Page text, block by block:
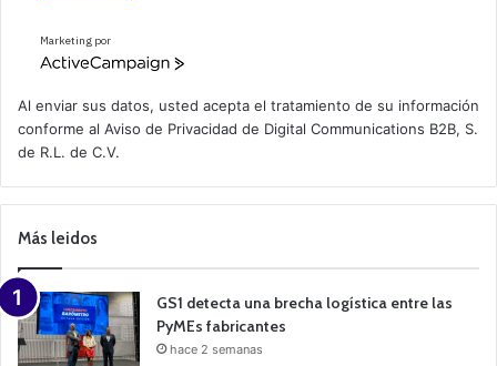
Marketing por
A
v
e
a
m
a
n
Al enviar sus datos, usted acepta el tratamiento de su información
conforme al Aviso de Privacidad de Digital Communications B2B, S.
de R.L. de C.V.
Más leidos
GS1 detecta una brecha logística entre las
PyMEs fabricantes
hace 2 semanas